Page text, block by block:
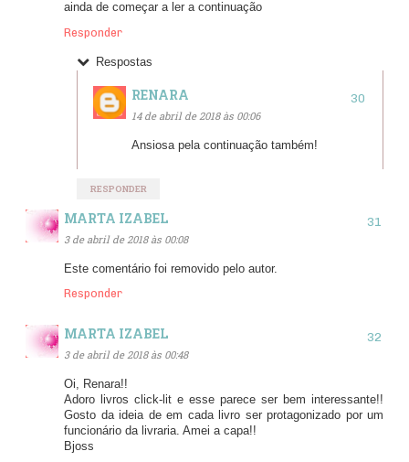
ainda de começar a ler a continuação
Responder
Respostas
RENARA
14 de abril de 2018 às 00:06
Ansiosa pela continuação também!
RESPONDER
MARTA IZABEL
3 de abril de 2018 às 00:08
Este comentário foi removido pelo autor.
Responder
MARTA IZABEL
3 de abril de 2018 às 00:48
Oi, Renara!!
Adoro livros click-lit e esse parece ser bem interessante!!
Gosto da ideia de em cada livro ser protagonizado por um
funcionário da livraria. Amei a capa!!
Bjoss